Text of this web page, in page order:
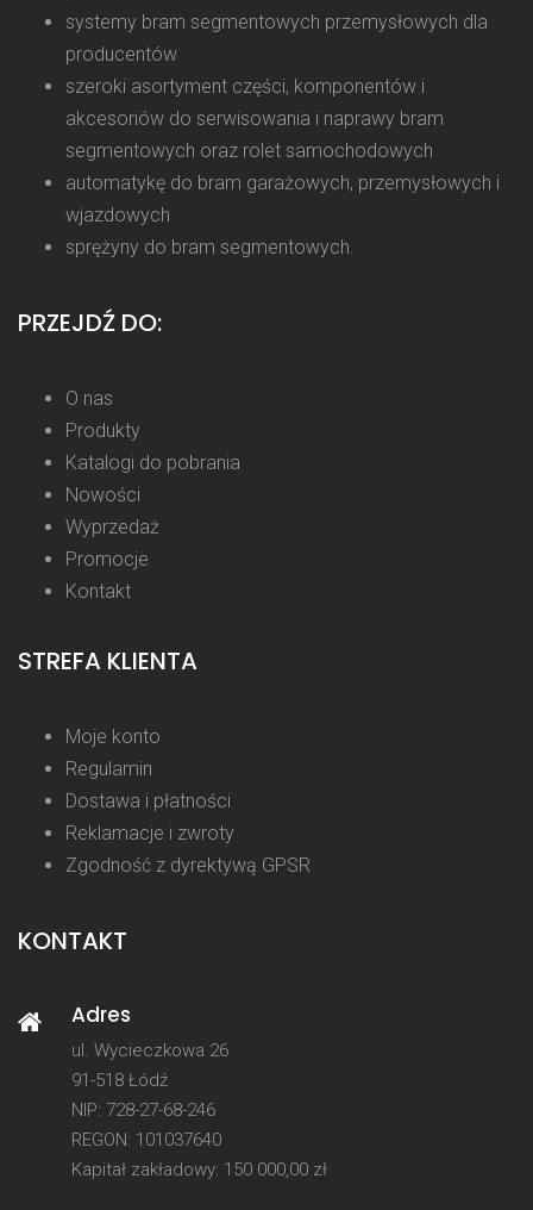
systemy bram segmentowych przemysłowych dla
producentów
szeroki asortyment części, komponentów i
akcesoriów do serwisowania i naprawy bram
segmentowych oraz rolet samochodowych
automatykę do bram garażowych, przemysłowych i
wjazdowych
sprężyny do bram segmentowych.
PRZEJDŹ DO:
O nas
Produkty
Katalogi do pobrania
Nowości
Wyprzedaż
Promocje
Kontakt
STREFA KLIENTA
Moje konto
Regulamin
Dostawa i płatności
Reklamacje i zwroty
Zgodność z dyrektywą GPSR
KONTAKT
Adres
ul. Wycieczkowa 26
91-518 Łódź
NIP: 728-27-68-246
REGON: 101037640
Kapitał zakładowy: 150 000,00 zł